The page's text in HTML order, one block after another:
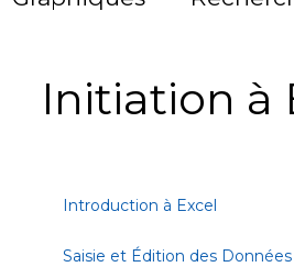
Initiation à
Introduction à Excel
Saisie et Édition des Données